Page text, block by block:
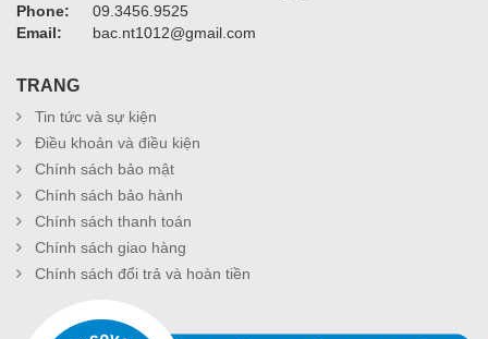
Phone:
09.3456.9525
Email:
bac.nt1012@gmail.com
TRANG
Tin tức và sự kiện
Điều khoản và điều kiện
Chính sách bảo mật
Chính sách bảo hành
Chính sách thanh toán
Chính sách giao hàng
Chính sách đổi trả và hoàn tiền